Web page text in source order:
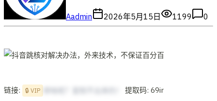
Aadmin 2026年5月15日 1199 0
链接: 🔒 VIP 提取码: 69ir